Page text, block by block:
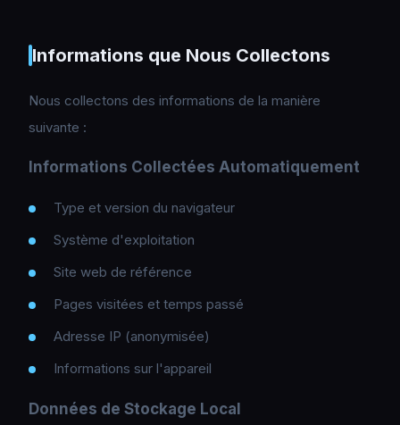
Informations que Nous Collectons
Nous collectons des informations de la manière
suivante :
Informations Collectées Automatiquement
Type et version du navigateur
Système d'exploitation
Site web de référence
Pages visitées et temps passé
Adresse IP (anonymisée)
Informations sur l'appareil
Données de Stockage Local